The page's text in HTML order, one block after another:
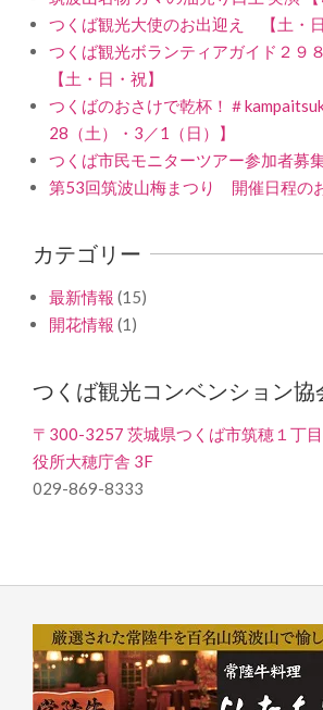
つくば観光大使のお出迎え 【土・日
つくば観光ボランティアガイド２９
【土・日・祝】
つくばのおさけで乾杯！＃
28（土）・3／1（日）】
つくば市民モニターツアー参加者募
第53回筑波山梅まつり 開催日程の
カテゴリー
最新情報 (15)
開花情報 (1)
つくば観光コンベンション協
〒300-3257 茨城県つくば市筑穂１丁
役所大穂庁舎 3F
029-869-8333